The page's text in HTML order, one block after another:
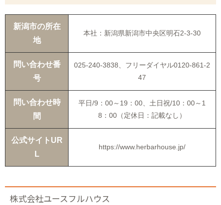
新潟市の所在
地
本社：新潟県新潟市中央区明石2-3-30
問い合わせ番
号
025-240-3838、フリーダイヤル0120-861-2
47
問い合わせ時
間
平日/9：00～19：00、土日祝/10：00～1
8：00（定休日：記載なし）
公式サイトUR
L
https://www.herbarhouse.jp/
株式会社ユースフルハウス